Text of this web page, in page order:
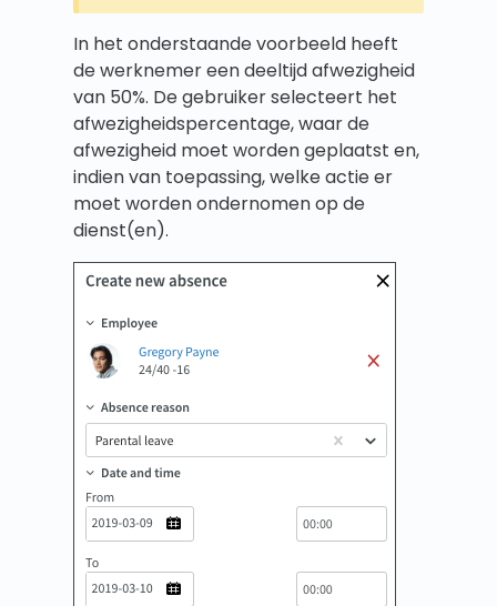
In het onderstaande voorbeeld heeft
de werknemer een deeltijd afwezigheid
van 50%. De gebruiker selecteert het
afwezigheidspercentage, waar de
afwezigheid moet worden geplaatst en,
indien van toepassing, welke actie er
moet worden ondernomen op de
dienst(en).